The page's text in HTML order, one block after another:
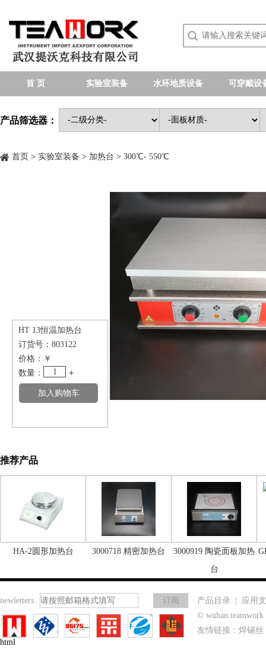
首 页 实验室装备 水环地质设备 可穿戴设
产品筛选器：
首页 > 实验室装备 > 加热台 > 300℃- 550℃
HT 13恒温加热台
订货号： 803122
价格： ￥
数量：
1 +
推荐产品
HA-2圆形加热台 3000718 精密加热台
3000919 陶瓷面板加热
台
newletters 产品目录
应用
© wuhan
友情链接： 焊锡丝
html